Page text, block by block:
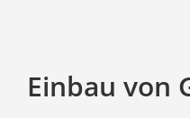
Einbau von